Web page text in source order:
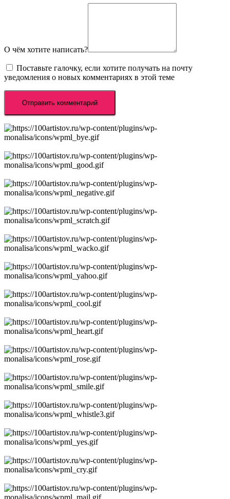
О чём хотите написать?
Поставьте галочку, если хотите получать на почту
уведомления о новых комментариях в этой теме